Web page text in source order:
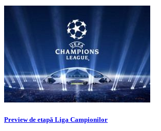
Preview de etapă Liga Campionilor